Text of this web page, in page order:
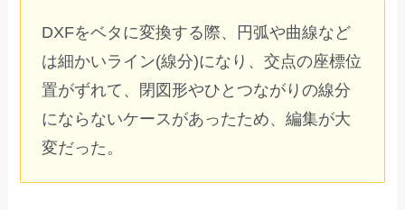
DXFをベタに変換する際、円弧や曲線など
は細かいライン(線分)になり、交点の座標位
置がずれて、閉図形やひとつながりの線分
にならないケースがあったため、編集が大
変だった。